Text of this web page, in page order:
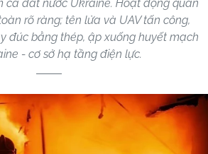
cả đất nước Ukraine. Hoạt động quân
rõ ràng; tên lửa và UAV tấn công,
đúc bằng thép, ập xuống huyết mạch
- cơ sở hạ tầng điện lực.